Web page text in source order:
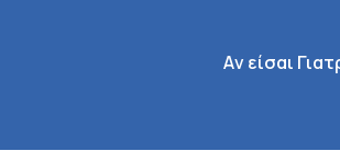
Κεντρική
Aν είσαι